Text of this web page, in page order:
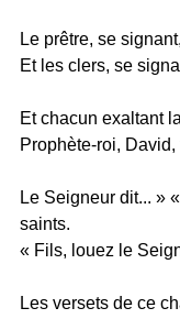
Le prêtre, se
Et les clers, se
Et chacun exaltant
Prophète-roi,
Le Seigneur dit... »
saints.
« Fils, louez le
Les versets de ce